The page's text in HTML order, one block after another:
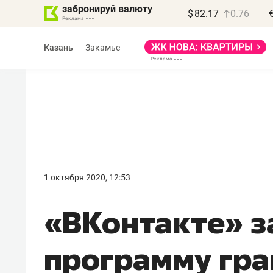
забронируй валюту $ 82.17 0.76
Казань Закамье
1 октября 2020, 12:53
«ВКонтакте»
программу
правил, бизнес может
потерять минимум